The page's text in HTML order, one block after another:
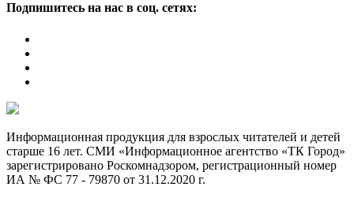
Подпишитесь на нас в соц. сетях:
Информационная продукция для взрослых читателей и детей
старше 16 лет. СМИ «Информационное агентство «ТК Город»
зарегистрировано Роскомнадзором, регистрационный номер
ИА № ФС 77 - 79870 от 31.12.2020 г.